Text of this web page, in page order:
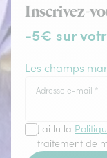
Inscrivez-
-5€ sur
Les champs
Adresse e-mail *
J'ai lu la
traitement de